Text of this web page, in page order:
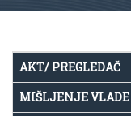
AKT/ PREGLEDAČ
MIŠLJENJE